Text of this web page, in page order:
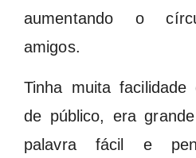
aumentando o
amigos.
Tinha muita facilidade
de público, era
palavra fácil e